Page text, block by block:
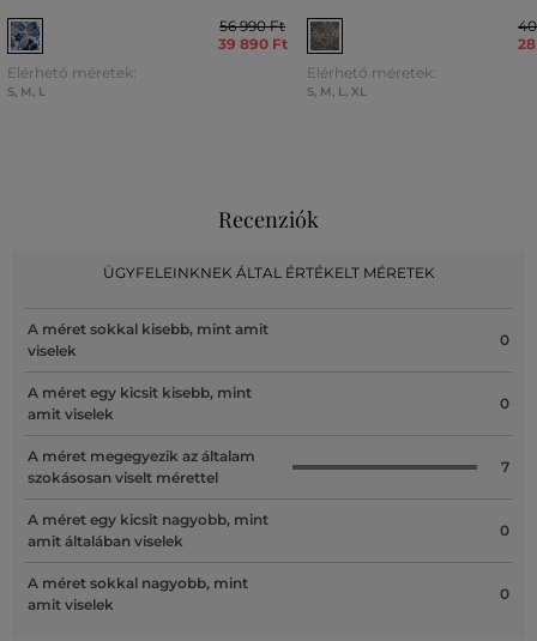
56 990 Ft
39 890 Ft
Elérhető méretek:
S, M, L
Elérhető méretek:
S, M, L, XL
Recenziók
ÜGYFELEINKNEK ÁLTAL ÉRTÉKELT MÉRETEK
A méret sokkal kisebb, mint amit
viselek
0
A méret egy kicsit kisebb, mint
amit viselek
0
A méret megegyezik az általam
szokásosan viselt mérettel
7
A méret egy kicsit nagyobb, mint
amit általában viselek
0
A méret sokkal nagyobb, mint
amit viselek
0